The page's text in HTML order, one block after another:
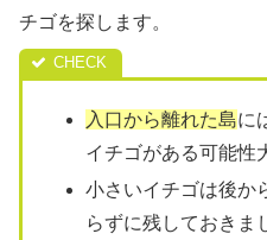
チゴを探します。
入口から離れた島に
イチゴがある可能性
小さいイチゴは後か
らずに残しておきま